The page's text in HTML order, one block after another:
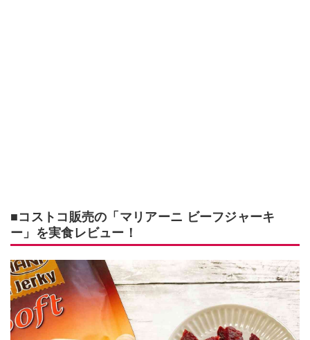
■コストコ販売の「マリアーニ ビーフジャーキ
ー」を実食レビュー！